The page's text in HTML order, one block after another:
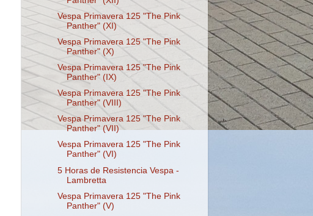
Vespa Primavera 125 "The Pink
Panther" (XI)
Vespa Primavera 125 "The Pink
Panther" (X)
Vespa Primavera 125 "The Pink
Panther" (IX)
Vespa Primavera 125 "The Pink
Panther" (VIII)
Vespa Primavera 125 "The Pink
Panther" (VII)
Vespa Primavera 125 "The Pink
Panther" (VI)
5 Horas de Resistencia Vespa -
Lambretta
Vespa Primavera 125 "The Pink
Panther" (V)